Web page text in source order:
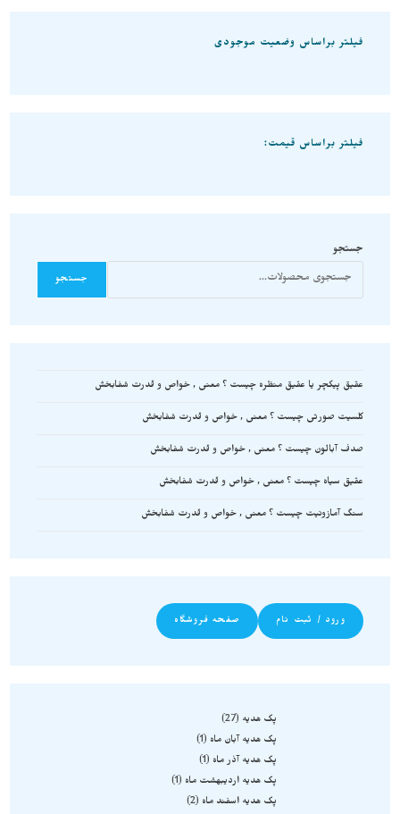
فیلتر براساس وضعیت موجودی
فیلتر براساس قیمت:
جستجو
جستجو
عقیق پیکچر یا عقیق منظره چیست ؟ معنی , خواص و قدرت شفابخش
کلسیت صورتی چیست ؟ معنی , خواص و قدرت شفابخش
صدف آبالون چیست ؟ معنی , خواص و قدرت شفابخش
عقیق سیاه چیست ؟ معنی , خواص و قدرت شفابخش
سنگ آمازونیت چیست ؟ معنی , خواص و قدرت شفابخش
ورود / ثبت نام صفحه فروشگاه
پک هدیه
27
پک هدیه آبان ماه
1
پک هدیه آذر ماه
1
پک هدیه اردیبهشت ماه
1
پک هدیه اسفند ماه
2